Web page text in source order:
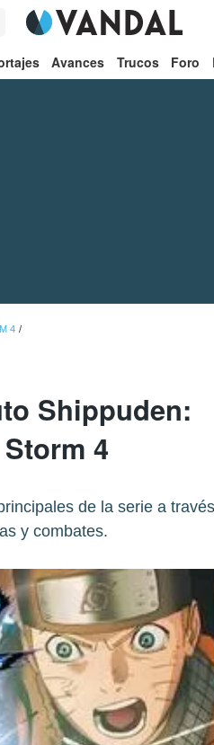
Avances Trucos Foro
4
Shippuden:
4
de la serie a
y combates.